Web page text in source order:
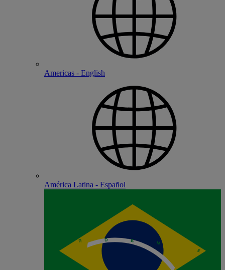
Americas - English
América Latina - Español